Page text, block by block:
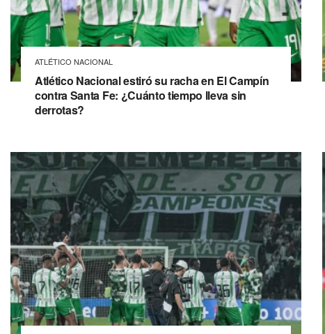
ATLÉTICO NACIONAL
Atlético Nacional estiró su racha en El Campín
contra Santa Fe: ¿Cuánto tiempo lleva sin
derrotas?